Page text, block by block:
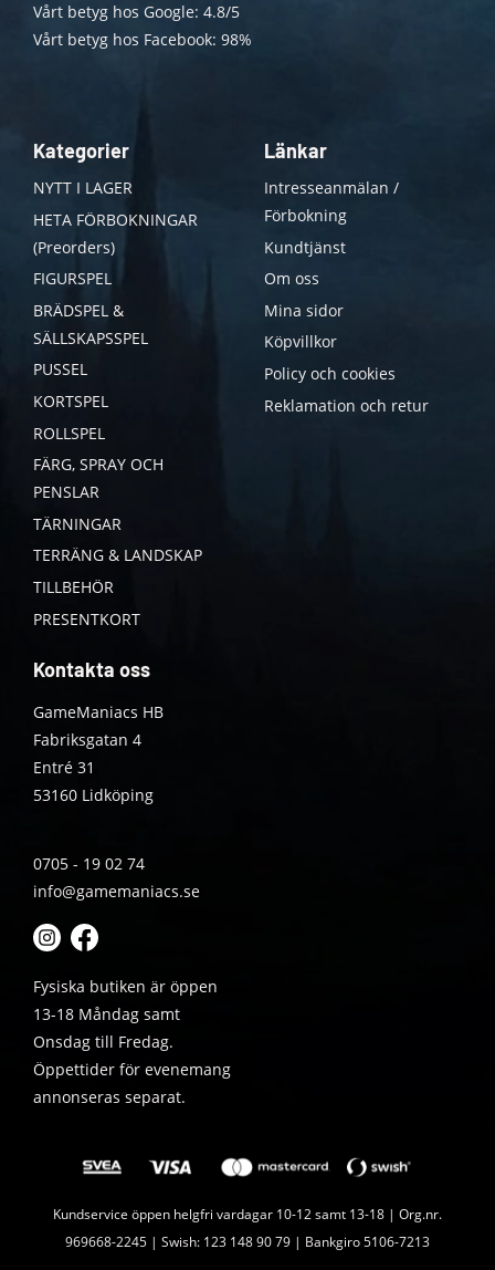
Vårt betyg hos Google: 4.8/5
Vårt betyg hos Facebook: 98%
Kategorier
NYTT I LAGER
HETA FÖRBOKNINGAR
(Preorders)
FIGURSPEL
BRÄDSPEL &
SÄLLSKAPSSPEL
PUSSEL
KORTSPEL
ROLLSPEL
FÄRG, SPRAY OCH
PENSLAR
TÄRNINGAR
TERRÄNG & LANDSKAP
TILLBEHÖR
PRESENTKORT
Länkar
Intresseanmälan /
Förbokning
Kundtjänst
Om oss
Mina sidor
Köpvillkor
Policy och cookies
Reklamation och retur
Kontakta oss
GameManiacs HB
Fabriksgatan 4
Entré 31
53160 Lidköping
0705 - 19 02 74
info@gamemaniacs.se
Fysiska butiken är öppen
13-18 Måndag samt
Onsdag till Fredag.
Öppettider för evenemang
annonseras separat.
Kundservice öppen helgfri vardagar 10-12 samt 13-18 | Org.nr.
969668-2245 | Swish: 123 148 90 79 | Bankgiro 5106-7213